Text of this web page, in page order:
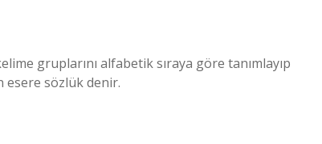
gruplarını alfabetik sıraya göre tanımlayıp
esere sözlük denir.